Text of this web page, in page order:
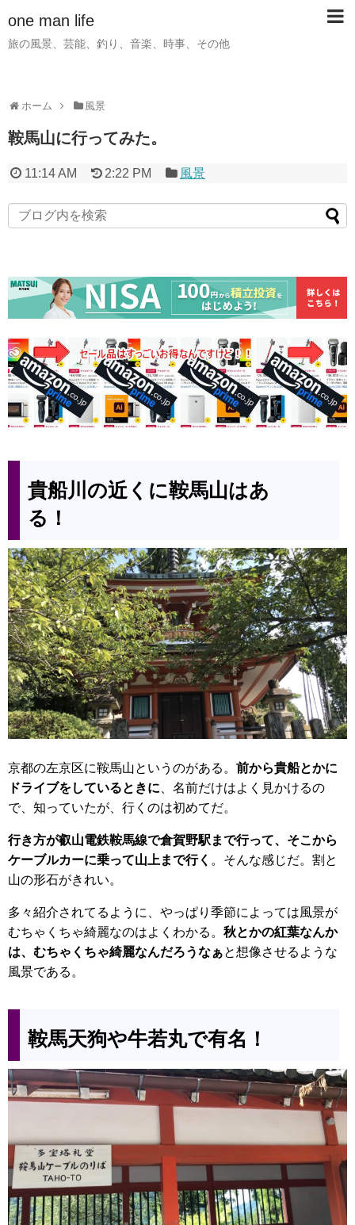
one man life
旅の風景、芸能、釣り、音楽、時事、その他
ホーム 風景
鞍馬山に行ってみた。
11:14 AM 2:22 PM 風景
貴船川の近くに鞍馬山はあ
る！
京都の左京区に鞍馬山というのがある。 前から貴船とかに
ドライブをしているときに 、名前だけはよく見かけるの
で、知っていたが、行くのは初めてだ。
行き方が叡山電鉄鞍馬線で倉賀野駅まで行って、そこから
ケーブルカーに乗って山上まで行く 。そんな感じだ。割と
山の形石がきれい。
多々紹介されてるように、やっぱり季節によっては風景が
むちゃくちゃ綺麗なのはよくわかる。 秋とかの紅葉なんか
は、むちゃくちゃ綺麗なんだろうなぁと想像させるような
風景である。
鞍馬天狗や牛若丸で有名！